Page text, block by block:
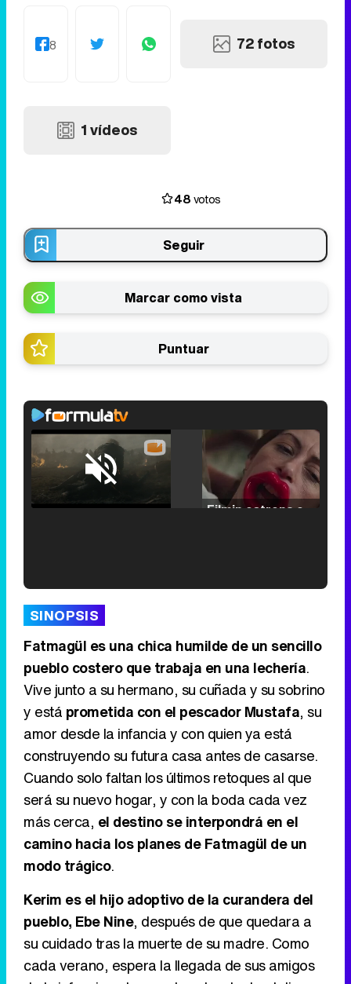
8 72 fotos
1 vídeos
48votos
Seguir
Marcar como vista
Puntuar
Unmute /
Loaded
29.30%
Tráiler de '33 días', la nueva serie de Atresplayer con Julián Villagrán y José Manuel Poga
Tráiler en catalán de 'Ravalear', la nueva serie de HBO Max sobre los fondos buitre
Canción ganadora de Eurovisión 2026: DARA con "Bangaranga" por Bulgaria
SINOPSIS
Fatmagül es una chica humilde de un sencillo
pueblo costero que trabaja en una lechería.
Vive junto a su hermano, su cuñada y su sobrino
y está prometida con el pescador Mustafa, su
amor desde la infancia y con quien ya está
construyendo su futura casa antes de casarse.
Cuando solo faltan los últimos retoques al que
será su nuevo hogar, y con la boda cada vez
más cerca, el destino se interpondrá en el
camino hacia los planes de Fatmagül de un
modo trágico.
Kerim es el hijo adoptivo de la curandera del
pueblo, Ebe Nine, después de que quedara a
su cuidado tras la muerte de su madre. Como
cada verano, espera la llegada de sus amigos